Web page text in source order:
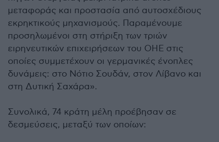
μεταφοράς και προστασία από αυτοσχέδιους
εκρηκτικούς μηχανισμούς. Παραμένουμε
προσηλωμένοι στη στήριξη των τριών
ειρηνευτικών επιχειρήσεων του ΟΗΕ στις
οποίες συμμετέχουν οι γερμανικές ένοπλες
δυνάμεις: στο Νότιο Σουδάν, στον Λίβανο και
στη Δυτική Σαχάρα».
Συνολικά, 74 κράτη μέλη προέβησαν σε
δεσμεύσεις, μεταξύ των οποίων: